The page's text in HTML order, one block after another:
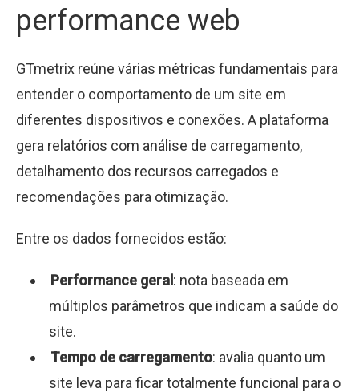
performance web
GTmetrix reúne várias métricas fundamentais para
entender o comportamento de um site em
diferentes dispositivos e conexões. A plataforma
gera relatórios com análise de carregamento,
detalhamento dos recursos carregados e
recomendações para otimização.
Entre os dados fornecidos estão:
Performance geral: nota baseada em
múltiplos parâmetros que indicam a saúde do
site.
Tempo de carregamento: avalia quanto um
site leva para ficar totalmente funcional para o